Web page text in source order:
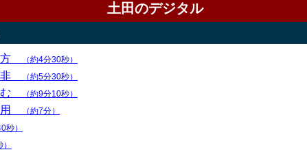
土田のデジタル
方 （約4分30秒）
非 （約5分30秒）
む （約9分10秒）
用 （約7分）
秒）